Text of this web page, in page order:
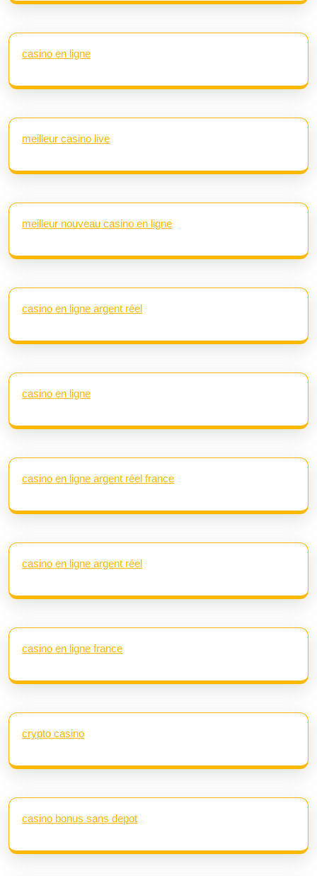
casino en ligne
meilleur casino live
meilleur nouveau casino en ligne
casino en ligne argent réel
casino en ligne
casino en ligne argent réel france
casino en ligne argent réel
casino en ligne france
crypto casino
casino bonus sans depot